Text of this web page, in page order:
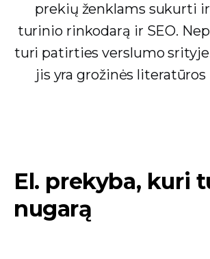
prekių ženklams sukurti
turinio rinkodarą ir SEO.
turi patirties verslumo
jis yra grožinės literatūros
El. prekyba, kuri
nugarą